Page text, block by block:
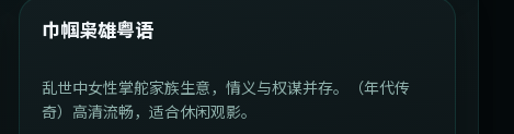
最新
巾帼枭雄粤语
乱世中女性掌舵家族生意，情义与权谋并存。（年代传
奇）高清流畅，适合休闲观影。